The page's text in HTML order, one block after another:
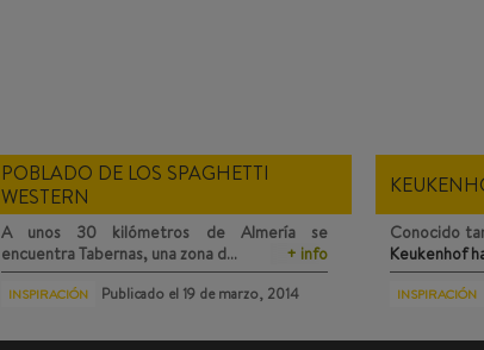
POBLADO DE LOS SPAGHETTI
WESTERN
A unos 30 kilómetros de Almería se
encuentraTabernas, una zona d… + info
INSPIRACIÓN Publicado el19 de marzo, 2014
Conocido
Keukenhof
INSPIRACIÓN